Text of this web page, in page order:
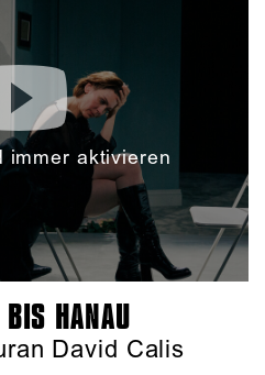
immer aktivieren
HANAU
David Calis